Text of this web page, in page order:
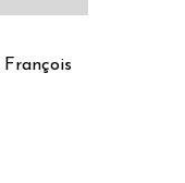
François